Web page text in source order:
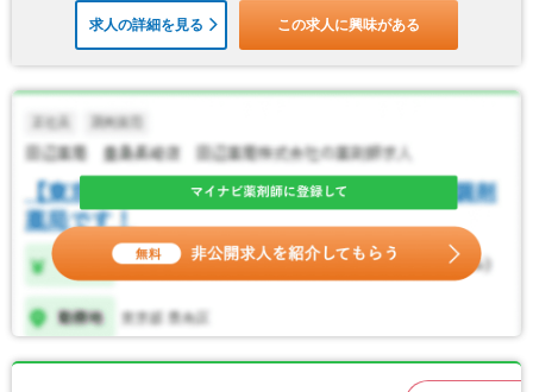
求人の詳細を見る この求人に興味がある